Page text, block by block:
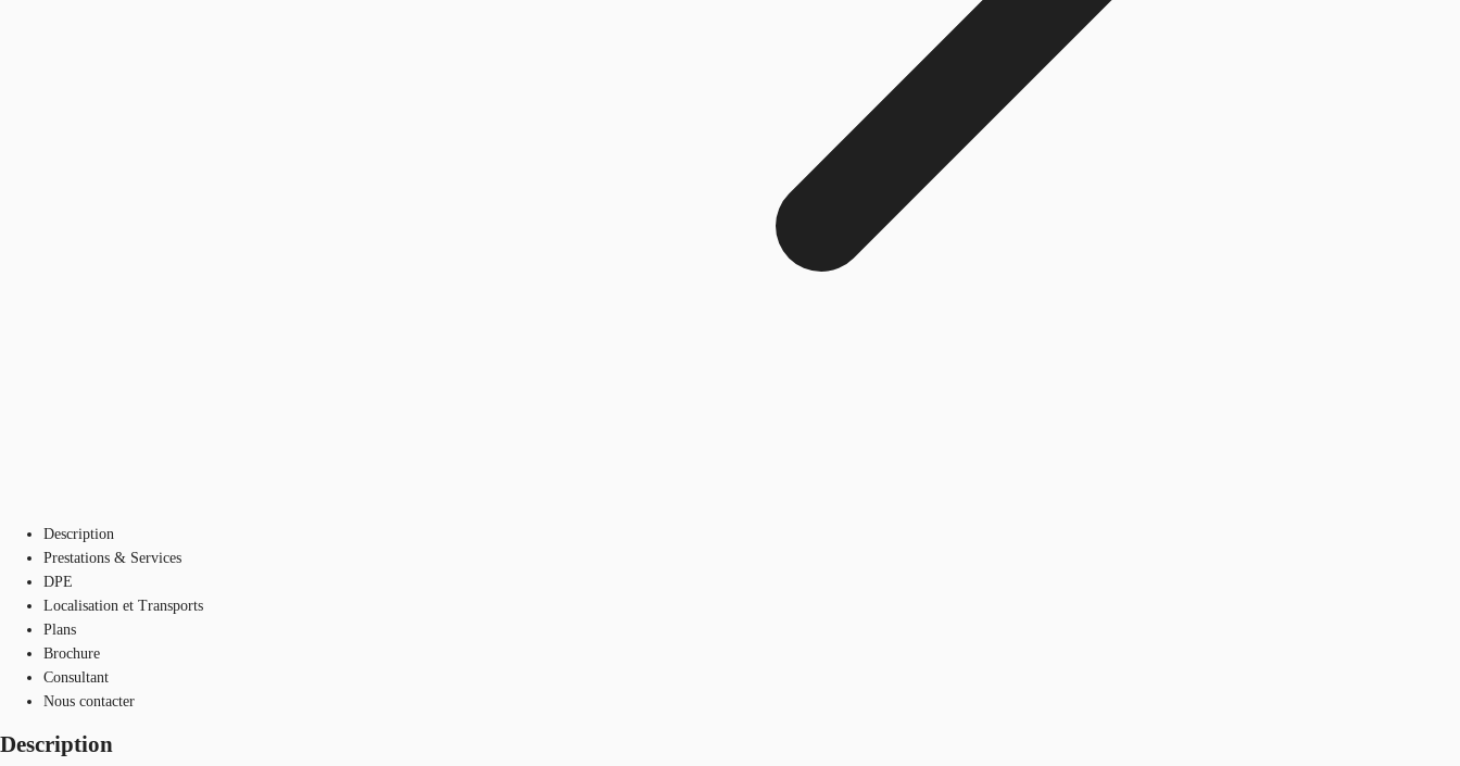
Description
Prestations & Services
DPE
Localisation et Transports
Plans
Brochure
Consultant
Nous contacter
Description